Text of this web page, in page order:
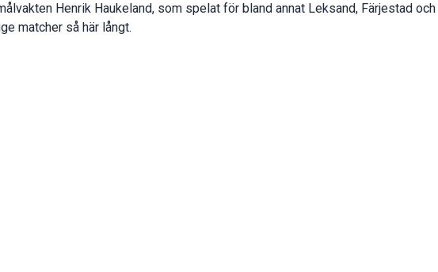
Henrik Haukeland, som spelat för bland annat Leksand, Färjestad och
matcher så här långt.